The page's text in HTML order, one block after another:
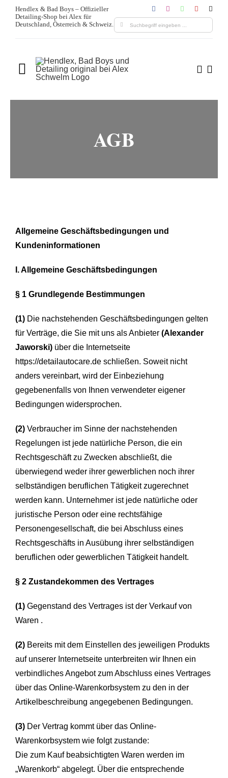
Zum
Inhalt
Hendlex & Bad Boys – Offizieller
Detailing-Shop bei Alex für
Deutschland, Österreich & Schweiz. Suche
Toggle
Home
Kontakt
Beratung
AGB
Allgemeine Geschäftsbedingungen und
Kundeninformationen
I. Allgemeine Geschäftsbedingungen
§ 1 Grundlegende Bestimmungen
(1)Die nachstehenden Geschäftsbedingungen gelten
für Verträge, die Sie mit uns als Anbieter (Alexander
Jaworski)über die Internetseite
https://detailautocare.de schließen. Soweit nicht
anders vereinbart, wird der Einbeziehung
gegebenenfalls von Ihnen verwendeter eigener
Bedingungen widersprochen.
(2)Verbraucher im Sinne der nachstehenden
Regelungen ist jede natürliche Person, die ein
Rechtsgeschäft zu Zwecken abschließt, die
überwiegend weder ihrer gewerblichen noch ihrer
selbständigen beruflichen Tätigkeit zugerechnet
werden kann. Unternehmer ist jede natürliche oder
juristische Person oder eine rechtsfähige
Personengesellschaft, die bei Abschluss eines
Rechtsgeschäfts in Ausübung ihrer selbständigen
beruflichen oder gewerblichen Tätigkeit handelt.
§ 2 Zustandekommen des Vertrages
(1)Gegenstand des Vertrages ist der Verkauf von
Waren .
(2)Bereits mit dem Einstellen des jeweiligen Produkts
auf unserer Internetseite unterbreiten wir Ihnen ein
verbindliches Angebot zum Abschluss eines Vertrages
über das Online-Warenkorbsystem zu den in der
Artikelbeschreibung angegebenen Bedingungen.
(3)Der Vertrag kommt über das Online-
Warenkorbsystem wie folgt zustande:
Die zum Kauf beabsichtigten Waren werden im
„Warenkorb“ abgelegt. Über die entsprechende